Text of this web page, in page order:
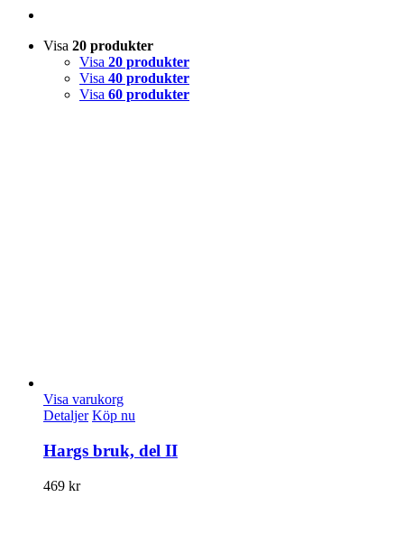
Visa 20 produkter
Visa 20 produkter
Visa 40 produkter
Visa 60 produkter
Visa varukorg
Detaljer Köp nu
Hargs bruk, del II
469 kr